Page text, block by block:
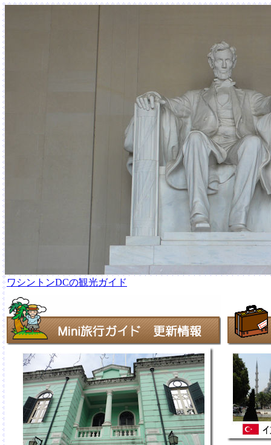
ワシントンDCの観光ガイド